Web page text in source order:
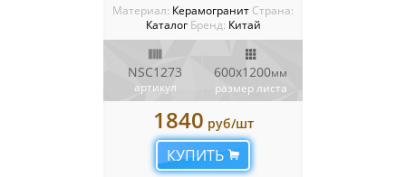
Материал: Керамогранит Cтрана:
Каталог Бренд: Китай
NSC1273
артикул
600x1200мм
размер листа
1840 руб/шт
КУПИТЬ